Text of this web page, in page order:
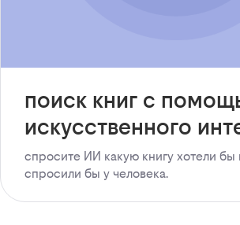
поиск книг с
искусственного
спросите ИИ какую книгу хотели бы
спросили бы у человека.